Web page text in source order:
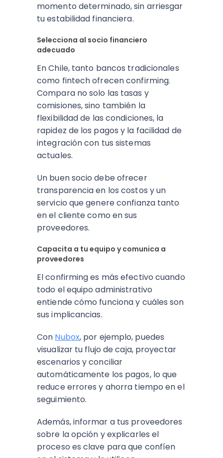
momento determinado, sin arriesgar
tu estabilidad financiera.
Selecciona al socio financiero
adecuado
En Chile, tanto bancos tradicionales
como fintech ofrecen confirming.
Compara no solo las tasas y
comisiones, sino también la
flexibilidad de las condiciones, la
rapidez de los pagos y la facilidad de
integración con tus sistemas
actuales.
Un buen socio debe ofrecer
transparencia en los costos y un
servicio que genere confianza tanto
en el cliente como en sus
proveedores.
Capacita a tu equipo y comunica a
proveedores
El confirming es más efectivo cuando
todo el equipo administrativo
entiende cómo funciona y cuáles son
sus implicancias.
Con Nubox, por ejemplo, puedes
visualizar tu flujo de caja, proyectar
escenarios y conciliar
automáticamente los pagos, lo que
reduce errores y ahorra tiempo en el
seguimiento.
Además, informar a tus proveedores
sobre la opción y explicarles el
proceso es clave para que confíen